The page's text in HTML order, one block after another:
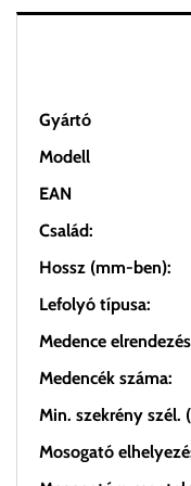
Gyártó
Modell
EAN
Család:
Hossz (mm-ben):
Lefolyó típusa:
Medence
Medencék száma:
Min. szekrény szél.
Mosogató